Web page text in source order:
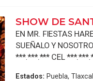
SHOW DE
EN MR. FIESTAS
SUEÑALO Y
***.***.*** CEL
Estados: Puebla,